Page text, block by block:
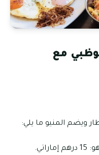
مع
ويضم المنيو ما يلي: